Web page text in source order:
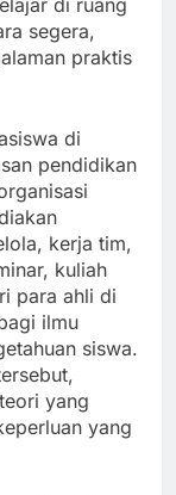
di ruang
segera,
praktis
di
pendidikan
kerja tim,
kuliah
para ahli di
ilmu
siswa.
yang
yang